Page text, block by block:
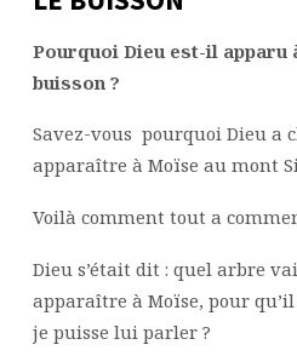
BIBLE
Pourquoi Dieu est-il apparu
buisson ?
Savez-vous pourquoi Dieu a
apparaître à Moïse au mont
Voilà comment tout a
Dieu s’était dit : quel arbre
apparaître à Moïse, pour
je puisse lui parler ?